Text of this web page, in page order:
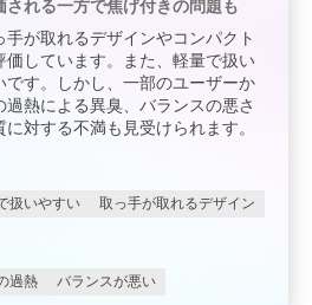
れる一方で焦げ付きの問題も
が取れるデザインやコンパクト
価しています。また、軽量で扱い
す。しかし、一部のユーザーか
熱による異臭、バランスの悪さ
対する不満も見受けられます。
扱いやすい 取っ手が取れるデザイン
過熱 バランスが悪い